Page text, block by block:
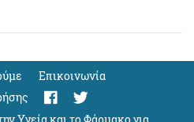
Eπικοινωνία